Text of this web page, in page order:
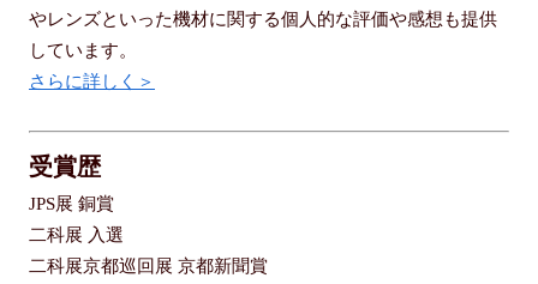
やレンズといった機材に関する個人的な評価や感想も提供
しています。
さらに詳しく＞
受賞歴
JPS展 銅賞
二科展 入選
二科展京都巡回展 京都新聞賞